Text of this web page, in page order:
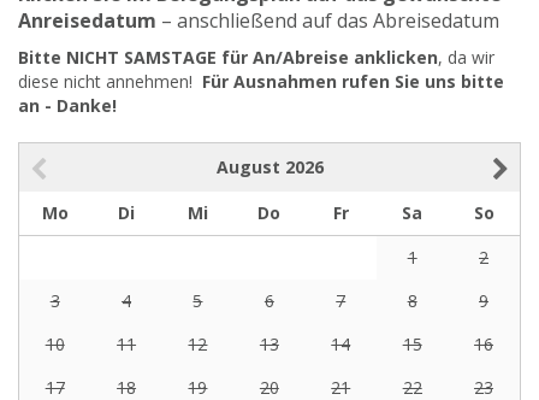
Anreisedatum – anschließend auf das Abreisedatum
Bitte NICHT SAMSTAGE für An/Abreise anklicken, da wir
diese nicht annehmen! Für Ausnahmen rufen Sie uns bitte
an - Danke!
August 2026
Mo
Di Mi Do Fr Sa
So
1
2
3
4 5 6 7 8
9
10
11 12 13 14 15
16
17
18 19 20 21 22
23